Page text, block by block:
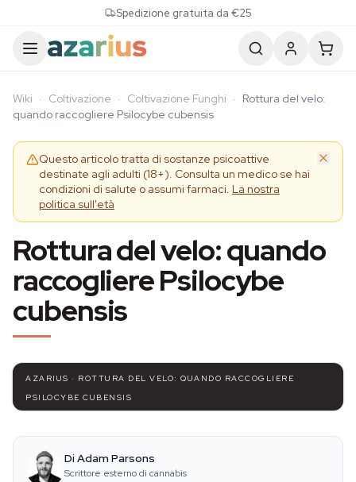
Spedizione gratuita da €25
Wiki · Coltivazione · Coltivazione Funghi · Rottura del velo:
quando raccogliere Psilocybe cubensis
Questo articolo tratta di sostanze psicoattive
destinate agli adulti (18+). Consulta un medico se hai
condizioni di salute o assumi farmaci. La nostra
politica sull'età
Rottura del velo: quando
raccogliere Psilocybe
cubensis
AZARIUS · ROTTURA DEL VELO: QUANDO RACCOGLIERE
PSILOCYBE CUBENSIS
Di Adam Parsons
Scrittore esterno di cannabis